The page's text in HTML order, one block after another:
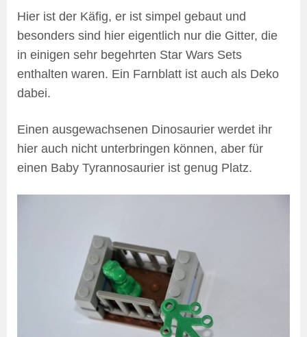
Hier ist der Käfig, er ist simpel gebaut und
besonders sind hier eigentlich nur die Gitter, die
in einigen sehr begehrten Star Wars Sets
enthalten waren. Ein Farnblatt ist auch als Deko
dabei.
Einen ausgewachsenen Dinosaurier werdet ihr
hier auch nicht unterbringen können, aber für
einen Baby Tyrannosaurier ist genug Platz.